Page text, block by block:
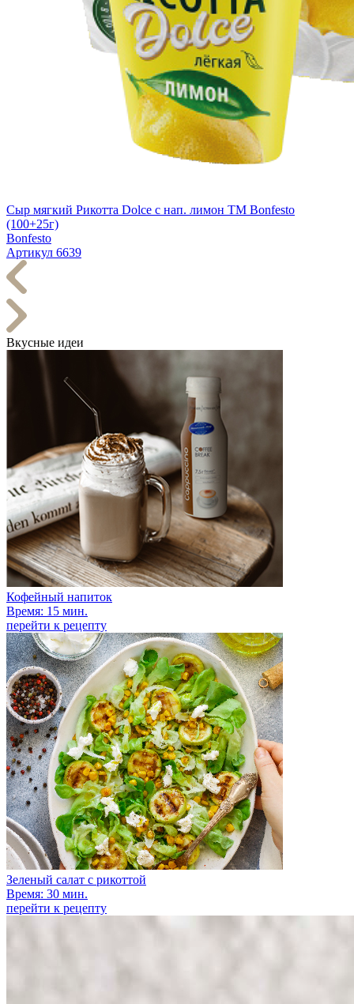
Сыр мягкий Рикотта Dolce с нап. лимон TM Bonfesto
(100+25г)
Bonfesto
Артикул 6639
Вкусные идеи
Кофейный напиток
Время: 15 мин.
перейти к рецепту
Зеленый салат с рикоттой
Время: 30 мин.
перейти к рецепту